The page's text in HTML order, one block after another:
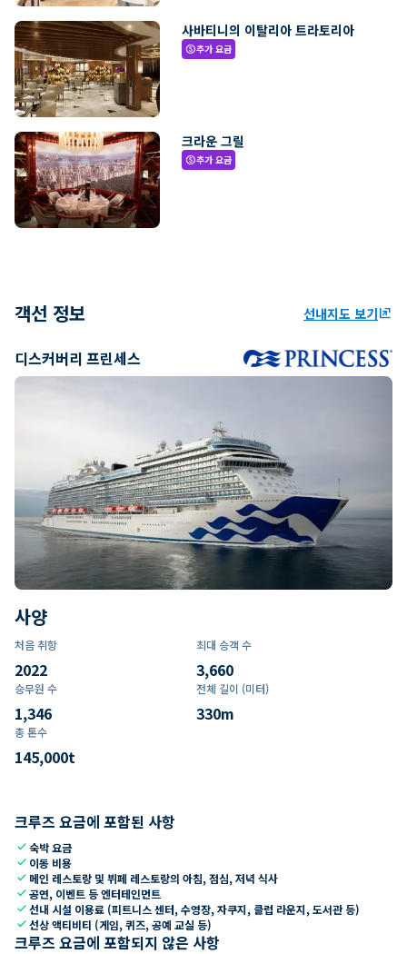
사바티니의 이탈리아 트라토리아
paid추가 요금
크라운 그릴
paid추가 요금
객선 정보 선내지도 보기ungroup
디스커버리 프린세스
사양
처음 취항
2022
최대 승객 수
3,660
승무원 수
1,346
전체 길이 (미터)
330m
총 톤수
145,000t
크루즈 요금에 포함된 사항
check숙박 요금
check 이동 비용
check 메인 레스토랑 및 뷔페 레스토랑의 아침, 점심, 저녁 식사
check공연, 이벤트 등 엔터테인먼트
check선내 시설 이용료 (피트니스 센터, 수영장, 자쿠지, 클럽 라운지, 도서관 등)
check선상 액티비티 (게임, 퀴즈, 공예 교실 등)
크루즈 요금에 포함되지 않은 사항